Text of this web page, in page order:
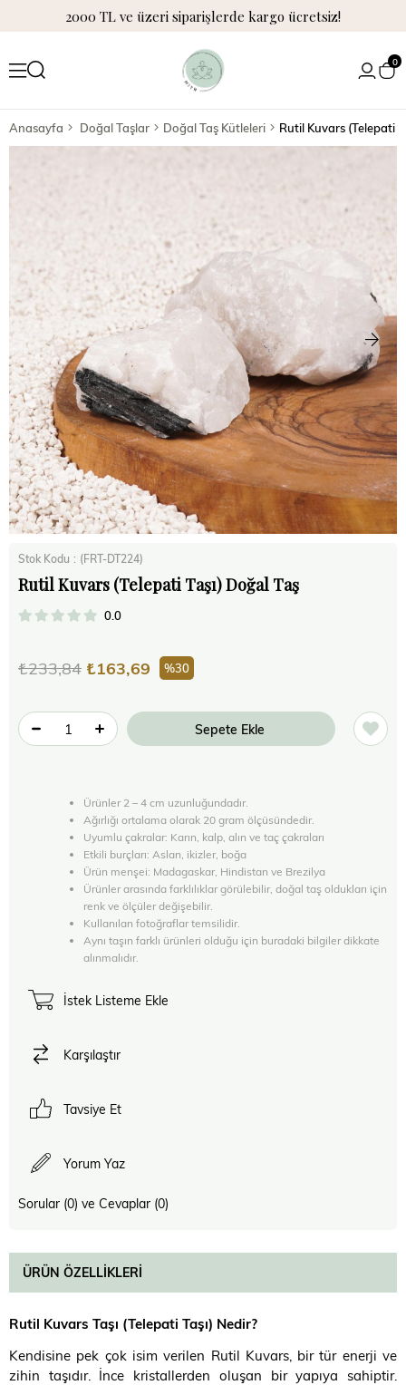
2000 TL ve üzeri siparişlerde kargo ücretsiz!
0
Anasayfa Doğal Taşlar Doğal Taş Kütleleri Rutil Kuvars (Telepati
Stok Kodu (FRT-DT224)
Rutil Kuvars (Telepati Taşı) Doğal Taş
0.0
₺233,84 ₺163,69 30
Ürünler 2 – 4 cm uzunluğundadır.
Ağırlığı ortalama olarak 20 gram ölçüsündedir.
Uyumlu çakralar: Karın, kalp, alın ve taç çakraları
Etkili burçları: Aslan, ikizler, boğa
Ürün menşei: Madagaskar, Hindistan ve Brezilya
Ürünler arasında farklılıklar görülebilir, doğal taş oldukları için
renk ve ölçüler değişebilir.
Kullanılan fotoğraflar temsilidir.
Aynı taşın farklı ürünleri olduğu için buradaki bilgiler dikkate
alınmalıdır.
İstek Listeme Ekle
Karşılaştır
Tavsiye Et
Yorum Yaz
Sorular (0) ve Cevaplar (0)
ÜRÜN ÖZELLIKLERI
Rutil Kuvars Taşı (Telepati Taşı) Nedir?
Kendisine pek çok isim verilen Rutil Kuvars, bir tür enerji ve
zihin taşıdır. İnce kristallerden oluşan bir yapıya sahiptir.